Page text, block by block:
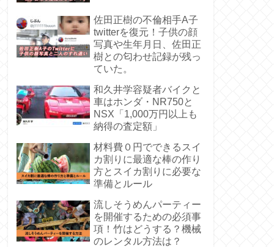
佐田正樹の不倫相手A子
twitterを復元！子供の顔
写真や生年月日、佐田正
樹との匂わせ記録が残っ
ていた。
和久井学容疑者バイクと
車はホンダ・NR750と
NSX「1,000万円以上も
納得の査定額」
材料費０円でできるスイ
カ割りに最適な棒の作り
方とスイカ割りに必要な
準備とルール
流しそうめんパーティー
を開催するための必須事
項！竹はどうする？機械
のレンタル方法は？